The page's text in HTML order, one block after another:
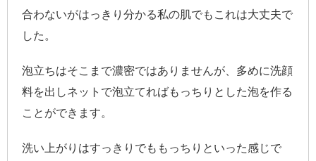
合わないがはっきり分かる私の肌でもこれは大丈夫で
した。
泡立ちはそこまで濃密ではありませんが、多めに洗顔
料を出しネットで泡立てればもっちりとした泡を作る
ことができます。
洗い上がりはすっきりでももっちりといった感じで